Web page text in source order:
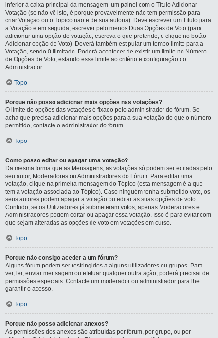
inferior à caixa principal da mensagem, um painel com o Título Adicionar
Votação (se não vê isto, é porque provavelmente não tem permissão para
criar Votação ou o Tópico não é de sua autoria). Deve escrever um Título para
a Votação e em seguida, escrever pelo menos Duas Opções de Voto (para
adicionar uma opção de votação, escreva o que pretende, e clique no botão
Adicionar opção de Voto). Deverá também estipular um tempo limite para a
Votação, sendo 0 ilimitado. Poderá acontecer de existir um limite no Número
de Opções de Voto, estando esse limite ao critério e configuração do
Administrador.
Topo
Porque não posso adicionar mais opções nas votações?
O limite de opções das votações é fixado pelo administrador do fórum. Se
acha que precisa adicionar mais opções para a sua votação do que o número
permitido, contacte o administrador do fórum.
Topo
Como posso editar ou apagar uma votação?
Da mesma forma que as Mensagens, as votações só podem ser editadas pelo
seu autor, Moderadores ou Administradores do Fórum. Para editar uma
votação, clique na primeira mensagem do Tópico (esta mensagem é a que
tem a votação associada ao Tópico). Caso ninguém tenha submetido voto, os
seus autores podem apagar a votação ou editar as suas opções de voto.
Contudo, se os Utilizadores já submeteram votos, apenas Moderadores e
Administradores podem editar ou apagar essa votação. Isso é para evitar com
que sejam alteradas as opções de voto em votações em curso.
Topo
Porque não consigo aceder a um fórum?
Alguns fórum podem ser restringidos a alguns utilizadores ou grupos. Para
ver, ler, enviar mensagem ou efetuar qualquer outra ação, poderá precisar de
permissões especiais. Contacte um moderador ou administrador para lhe
garantir o acesso.
Topo
Porque não posso adicionar anexos?
As permissões dos anexos são atribuídas por fórum, por grupo, ou por